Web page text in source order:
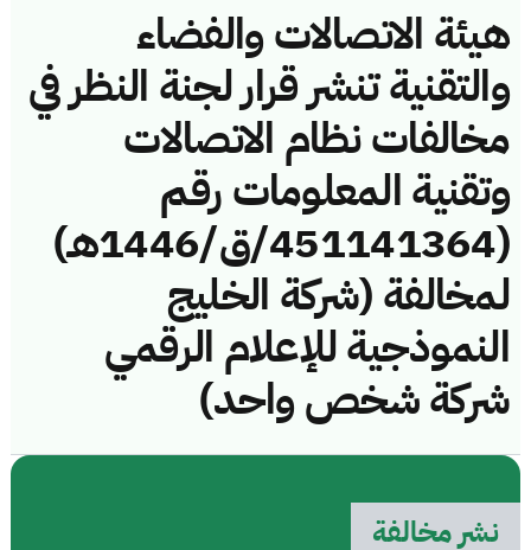
هيئة الاتصالات والفضاء
والتقنية تنشر قرار لجنة النظر في
مخالفات نظام الاتصالات
وتقنية المعلومات رقم
(451141364/ق/1446هـ)
لمخالفة (شركة الخليج
النموذجية للإعلام الرقمي
شركة شخص واحد)
نشر مخالفة